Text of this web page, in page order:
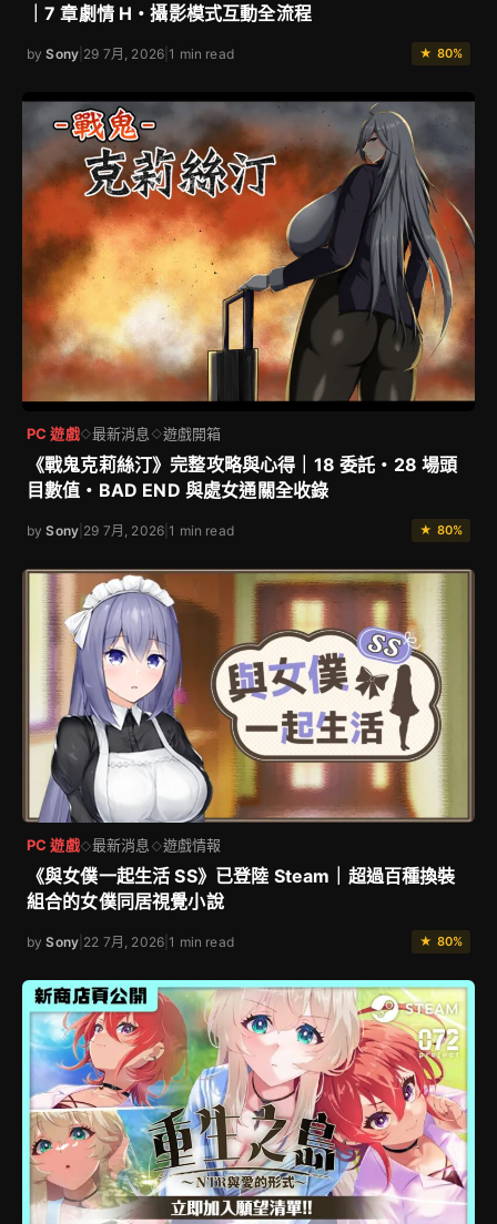
｜7 章劇情 H・攝影模式互動全流程
bySony 29 7月, 2026 |1 min read ★ 80%
PC 遊戲◇最新消息 ◇遊戲開箱
《戰鬼克莉絲汀》完整攻略與心得｜18 委託・28 場頭
目數值・BAD END 與處女通關全收錄
bySony 29 7月, 2026 |1 min read ★ 80%
PC 遊戲◇最新消息 ◇遊戲情報
《與女僕一起生活 SS》已登陸 Steam｜超過百種換裝
組合的女僕同居視覺小說
bySony 22 7月, 2026 |1 min read ★ 80%